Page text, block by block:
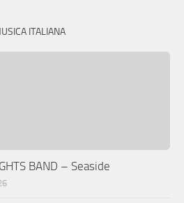
ITALIANA
BAND – Seaside